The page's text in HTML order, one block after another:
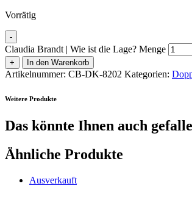
Vorrätig
-
Claudia Brandt | Wie ist die Lage? Menge
+ In den Warenkorb
Artikelnummer: CB-DK-8202 Kategorien:
Weitere Produkte
Das könnte Ihnen auch
Ähnliche Produkte
Ausverkauft